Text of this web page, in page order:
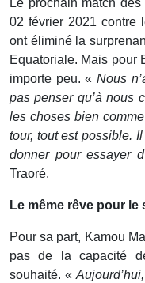
Le prochain match
02 février 2021 contre
ont éliminé la
Equatoriale. Mais pour
importe peu. «Nous
pas penser qu’à nous
les choses bien
tour, tout est possible.
donner pour essayer
Traoré.
Le même rêve pour
Pour sa part, Kamou
pas de la capacité
souhaité. «